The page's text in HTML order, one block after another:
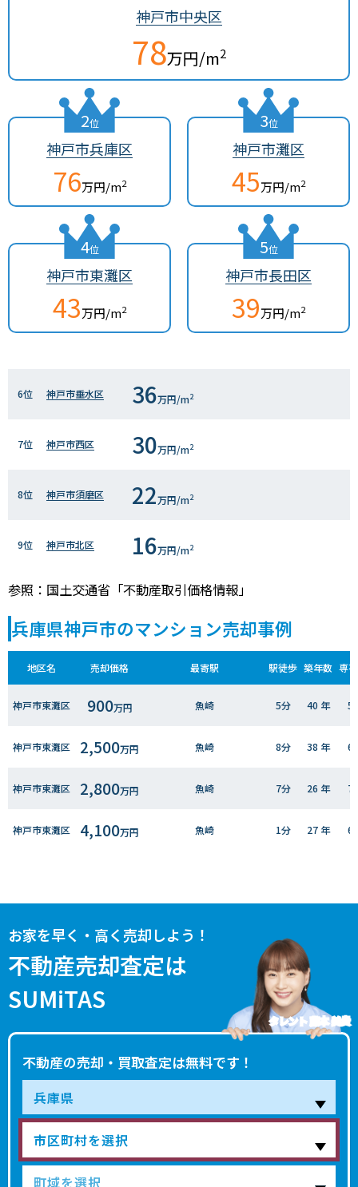
神戸市中央区
78万円/m2
2位
神戸市兵庫区
76万円/m2
3位
神戸市灘区
45万円/m2
4位
神戸市東灘区
43万円/m2
5位
神戸市長田区
39万円/m2
6位 神戸市垂水区 36万円/m2
7位 神戸市西区 30万円/m2
8位 神戸市須磨区 22万円/m2
9位 神戸市北区 16万円/m2
参照：国土交通省「不動産取引価格情報」
兵庫県神戸市のマンション売却事例
地区名 売却価格 最寄駅 駅徒歩 築年数 専
神戸市東灘区 900万円 魚崎 5分 40 年
神戸市東灘区 2,500万円 魚崎 8分 38 年
神戸市東灘区 2,800万円 魚崎 7分 26 年
神戸市東灘区 4,100万円 魚崎 1分 27 年
神戸市東灘区 2,700万円 4分 30 年
神戸市東灘区 1,600 7分 32 年
神戸市東灘区 180 御影(阪急) 26分 56 年
神戸市東灘区 460万円 御影(阪急) 25分 54 年
神戸市東灘区 350万円 御影(阪急) 25分 54 年
神戸市東灘区 1,700万円 岡本(兵庫) 9分 53 年
お家を早く・高く売却しよう！
不動産売却査定は
SUMiTAS
不動産の売却・買取査定は無料です！
タレント 藤本 美貴